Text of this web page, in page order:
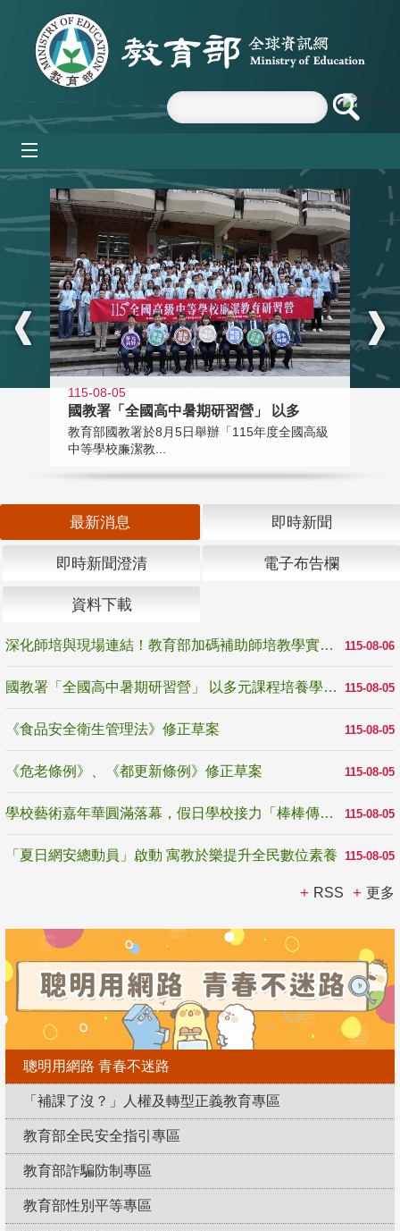
跳到主要內容區塊
:::
115-08-05
國教署「全國高中暑期研習營」 以多
教育部國教署於8月5日舉辦「115年度全國高級
中等學校廉潔教...
最新消息 即時新聞
即時新聞澄清 電子布告欄
資料下載
115-08-06
深化師培與現場連結！教育部加碼補助師培教學實踐研究 10月師培國際研討會交流教學實踐經驗
115-08-05
國教署「全國高中暑期研習營」 以多元課程培養學生瞭解誠信專業與倫理價值
115-08-05
《食品安全衛生管理法》修正草案
115-08-05
《危老條例》、《都更新條例》修正草案
115-08-05
學校藝術嘉年華圓滿落幕，假日學校接力「棒棒傳美感」
115-08-05
「夏日網安總動員」啟動 寓教於樂提升全民數位素養
RSS 更多
聰明用網路 青春不迷路
「補課了沒？」人權及轉型正義教育專區
教育部全民安全指引專區
教育部詐騙防制專區
教育部性別平等專區